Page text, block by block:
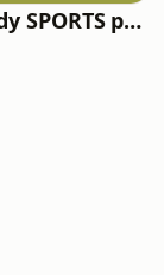
Joe Trendy SPORTS podcast